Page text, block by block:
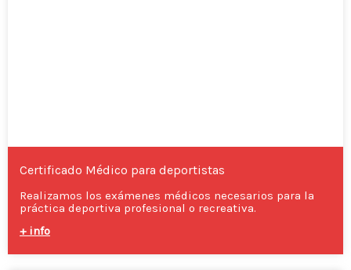
Certificado Médico para deportistas
Realizamos los exámenes médicos necesarios para la
práctica deportiva profesional o recreativa.
+ info